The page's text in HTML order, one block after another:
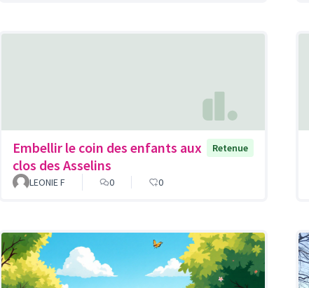
Embellir le coin des enfants aux
clos des Asselins
Retenue
LEONIE F 0 0